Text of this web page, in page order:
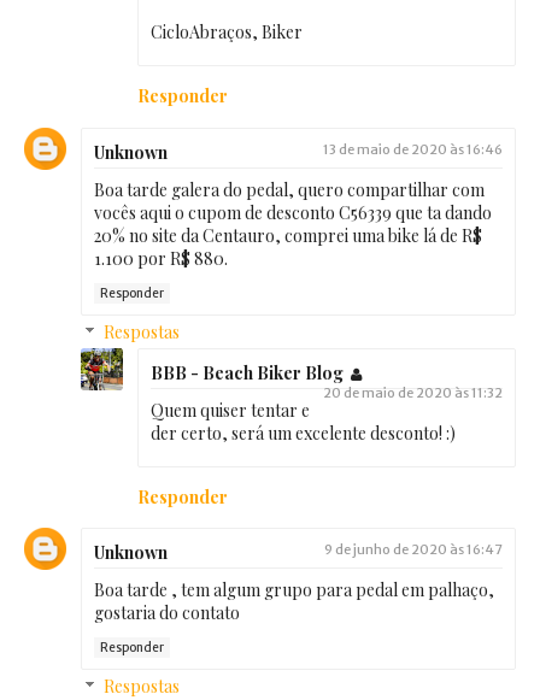
CicloAbraços, Biker
Responder
Unknown 13 de maio de 2020 às 16:46
Boa tarde galera do pedal, quero compartilhar com
vocês aqui o cupom de desconto C56339 que ta dando
20% no site da Centauro, comprei uma bike lá de R$
1.100 por R$ 880.
Responder
Respostas
BBB - Beach Biker Blog
20 de maio de 2020 às 11:32
Quem quiser tentar e
der certo, será um excelente desconto! :)
Responder
Unknown 9 de junho de 2020 às 16:47
Boa tarde , tem algum grupo para pedal em palhaço,
gostaria do contato
Responder
Respostas